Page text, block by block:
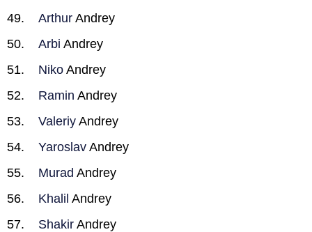
Arthur Andrey
Arbi Andrey
Niko Andrey
Ramin Andrey
Valeriy Andrey
Yaroslav Andrey
Murad Andrey
Khalil Andrey
Shakir Andrey